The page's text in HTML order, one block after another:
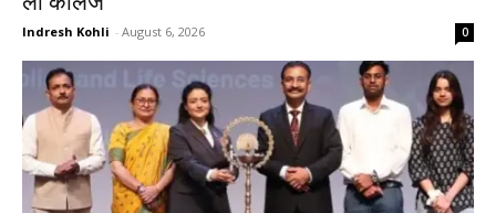
Indresh Kohli - August 6, 2026 0